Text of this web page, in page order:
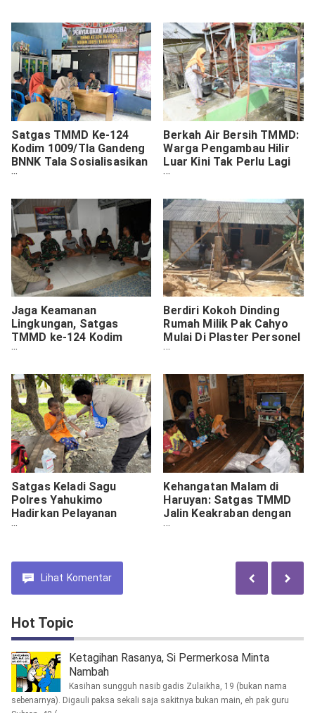
Satgas TMMD Ke-124
Kodim 1009/Tla Gandeng
BNNK Tala Sosialisasikan
Bahaya Narkoba Di Desa
Berkah Air Bersih TMMD:
Warga Pengambau Hilir
Luar Kini Tak Perlu Lagi
Mengendapkan Air Sungai
Jaga Keamanan
Lingkungan, Satgas
TMMD ke-124 Kodim
1002/HST Ikut Ronda
Berdiri Kokoh Dinding
Rumah Milik Pak Cahyo
Mulai Di Plaster Personel
Satgas TMMD Ke-124
Satgas Keladi Sagu
Polres Yahukimo
Hadirkan Pelayanan
Kesehatan Gratis.
Kehangatan Malam di
Haruyan: Satgas TMMD
Jalin Keakraban dengan
Keluarga Asuh
Lihat Komentar
Hot Topic
Ketagihan Rasanya, Si Permerkosa Minta
Nambah
Kasihan sungguh nasib gadis Zulaikha, 19 (bukan nama
sebenarnya). Digauli paksa sekali saja sakitnya bukan main, eh pak guru